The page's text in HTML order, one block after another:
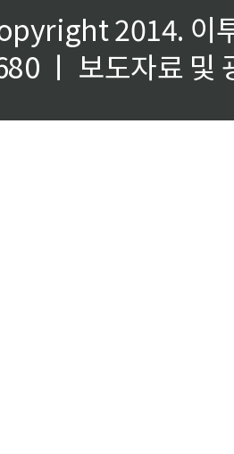
2014. 이
ㅣ 보도자료